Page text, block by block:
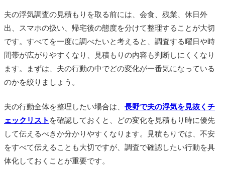
夫の浮気調査の見積もりを取る前には、会食、残業、休日外
出、スマホの扱い、帰宅後の態度を分けて整理することが大切
です。すべてを一度に調べたいと考えると、調査する曜日や時
間帯が広がりやすくなり、見積もりの内容も判断しにくくなり
ます。まずは、夫の行動の中でどの変化が一番気になっている
のかを絞りましょう。
夫の行動全体を整理したい場合は、 長野で夫の浮気を見抜くチ
ェックリスト を確認しておくと、どの変化を見積もり時に優先
して伝えるべきか分かりやすくなります。見積もりでは、不安
をすべて伝えることも大切ですが、調査で確認したい行動を具
体化しておくことが重要です。